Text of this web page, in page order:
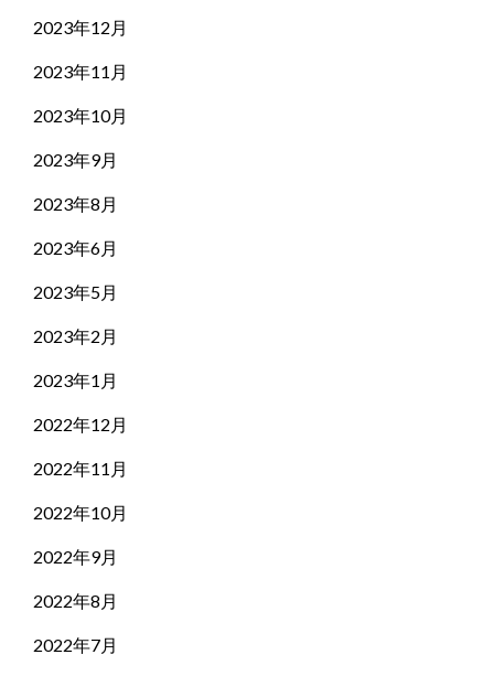
2023年12月
2023年11月
2023年10月
2023年9月
2023年8月
2023年6月
2023年5月
2023年2月
2023年1月
2022年12月
2022年11月
2022年10月
2022年9月
2022年8月
2022年7月